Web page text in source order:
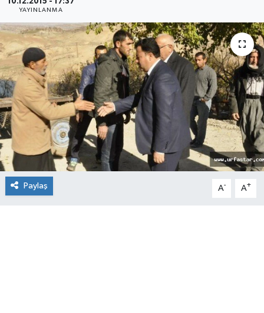
YAYINLANMA
Paylaş A- A+